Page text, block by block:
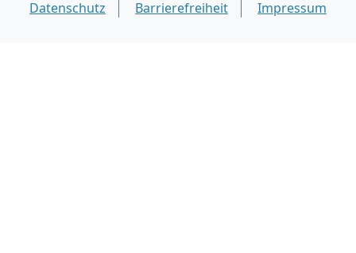
Datenschutz Barrierefreiheit Impressum